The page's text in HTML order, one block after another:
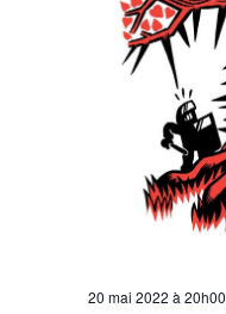
20 mai 2022 à 20h00